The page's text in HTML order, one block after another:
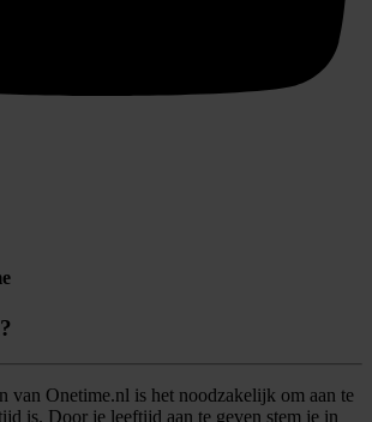
van Onetime.nl is het noodzakelijk om aan te
is. Door je leeftijd aan te geven stem je in